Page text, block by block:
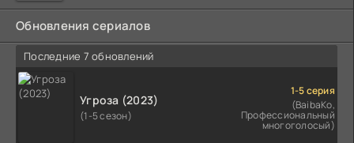
Обновления сериалов
Последние 7 обновлений
Угроза (2023)
(1-5 сезон)
1-5 серия
(BaibaKo,
Профессиональный
многоголосый)